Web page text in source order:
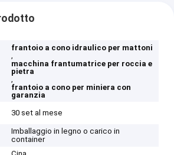
frantoio a cono idraulico per mattoni
,
macchina frantumatrice per roccia e
pietra
,
frantoio a cono per miniera con
garanzia
30 set al mese
Imballaggio in legno o carico in
container